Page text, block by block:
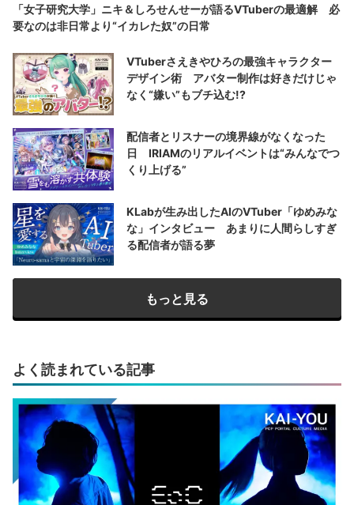
「女子研究大学」ニキ＆しろせんせーが語るVTuberの最適解 必
要なのは非日常より“イカレた奴”の日常
VTuberさえきやひろの最強キャラクター
デザイン術 アバター制作は好きだけじゃ
なく“嫌い”もブチ込む!?
配信者とリスナーの境界線がなくなった
日 IRIAMのリアルイベントは“みんなでつ
くり上げる”
KLabが生み出したAIのVTuber「ゆめみな
な」インタビュー あまりに人間らしすぎ
る配信者が語る夢
もっと見る
よく読まれている記事